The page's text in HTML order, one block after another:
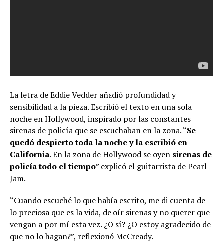
La letra de Eddie Vedder añadió profundidad y
sensibilidad a la pieza. Escribió el texto en una sola
noche en Hollywood, inspirado por las constantes
sirenas de policía que se escuchaban en la zona. “Se
quedó despierto toda la noche y la escribió en
California. En la zona de Hollywood se oyen sirenas de
policía todo el tiempo” explicó el guitarrista de Pearl
Jam.
“Cuando escuché lo que había escrito, me di cuenta de
lo preciosa que es la vida, de oír sirenas y no querer que
vengan a por mí esta vez. ¿O sí? ¿O estoy agradecido de
que no lo hagan?”, reflexionó McCready.